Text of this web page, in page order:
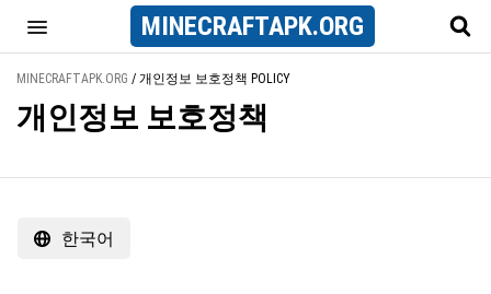
MINECRAFTAPK.ORG
MINECRAFTAPK.ORG / 개인정보 보호정책 POLICY
개인정보 보호정책
한국어